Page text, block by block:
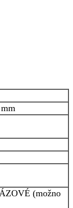
(možno